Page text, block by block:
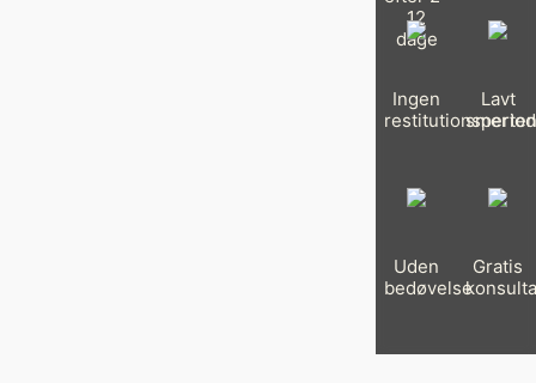
12
dage
Ingen
Lavt
Uden
bedøvelse
Gratis